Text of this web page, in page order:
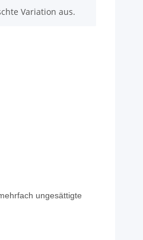
Variation aus.
ungesättigte